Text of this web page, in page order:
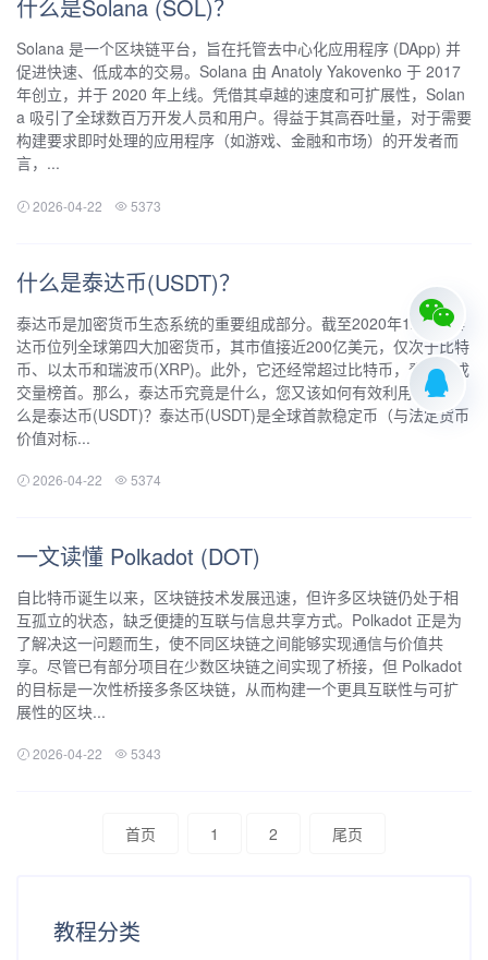
什么是Solana (SOL)？
Solana 是一个区块链平台，旨在托管去中心化应用程序 (DApp) 并
促进快速、低成本的交易。Solana 由 Anatoly Yakovenko 于 2017
年创立，并于 2020 年上线。凭借其卓越的速度和可扩展性，Solan
a 吸引了全球数百万开发人员和用户。得益于其高吞吐量，对于需要
构建要求即时处理的应用程序（如游戏、金融和市场）的开发者而
言，...
2026-04-22 5373
什么是泰达币(USDT)？
泰达币是加密货币生态系统的重要组成部分。截至2020年12月，泰
达币位列全球第四大加密货币，其市值接近200亿美元，仅次于比特
币、以太币和瑞波币(XRP)。此外，它还经常超过比特币，登上日成
交量榜首。那么，泰达币究竟是什么，您又该如何有效利用呢？什
么是泰达币(USDT)？泰达币(USDT)是全球首款稳定币（与法定货币
价值对标...
2026-04-22 5374
一文读懂 Polkadot (DOT)
自比特币诞生以来，区块链技术发展迅速，但许多区块链仍处于相
互孤立的状态，缺乏便捷的互联与信息共享方式。Polkadot 正是为
了解决这一问题而生，使不同区块链之间能够实现通信与价值共
享。尽管已有部分项目在少数区块链之间实现了桥接，但 Polkadot
的目标是一次性桥接多条区块链，从而构建一个更具互联性与可扩
展性的区块...
2026-04-22 5343
首页 1 2 尾页
教程分类